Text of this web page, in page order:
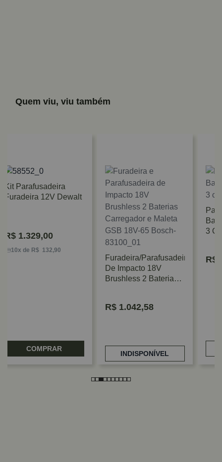
Quem viu, viu também
Kit Parafusadeira
Furadeira 12V Dewalt
R$ 1.329,00
10x de R$ 132,90
COMPRAR
Furadeira/Parafusadeira
De Impacto 18V
Brushless 2 Baterias
R$ 1.042,58
INDISPONÍVEL
3
R$